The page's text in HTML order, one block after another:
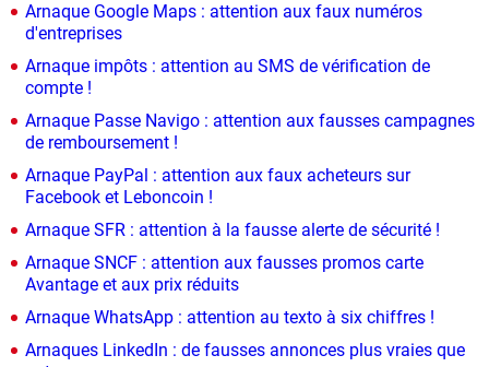
Arnaque Google Maps : attention aux faux numéros
d'entreprises
Arnaque impôts : attention au SMS de vérification de
compte !
Arnaque Passe Navigo : attention aux fausses campagnes
de remboursement !
Arnaque PayPal : attention aux faux acheteurs sur
Facebook et Leboncoin !
Arnaque SFR : attention à la fausse alerte de sécurité !
Arnaque SNCF : attention aux fausses promos carte
Avantage et aux prix réduits
Arnaque WhatsApp : attention au texto à six chiffres !
Arnaques LinkedIn : de fausses annonces plus vraies que